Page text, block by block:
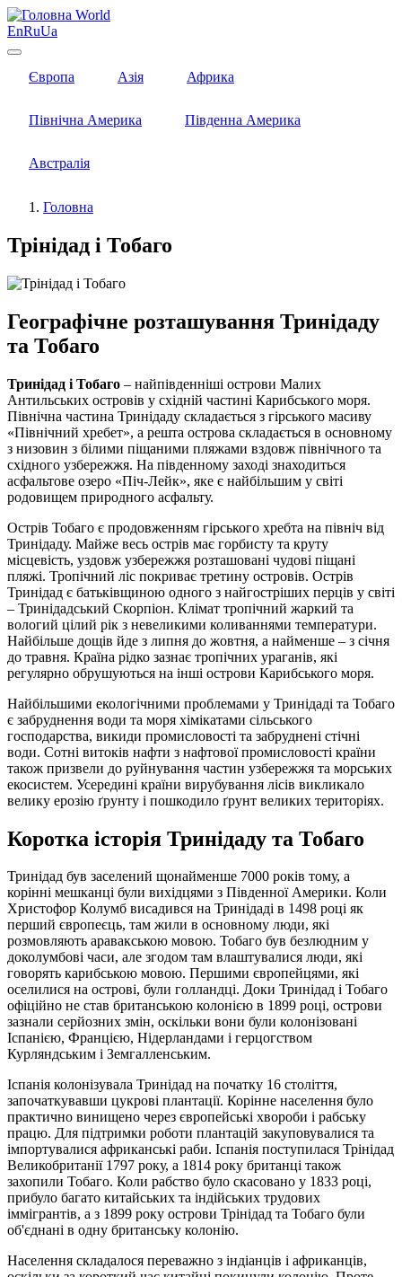
World
EnRuUa
Європа Азія Африка
Північна Америка Південна Америка
Австралія
Головна
Трінідад і Тобаго
Географічне розташування Тринідаду
та Тобаго
Тринідад і Тобаго – найпівденніші острови Малих
Антильських островів у східній частині Карибського моря.
Північна частина Тринідаду складається з гірського масиву
«Північний хребет», а решта острова складається в основному
з низовин з білими піщаними пляжами вздовж північного та
східного узбережжя. На південному заході знаходиться
асфальтове озеро «Піч-Лейк», яке є найбільшим у світі
родовищем природного асфальту.
Острів Тобаго є продовженням гірського хребта на північ від
Тринідаду. Майже весь острів має горбисту та круту
місцевість, уздовж узбережжя розташовані чудові піщані
пляжі. Тропічний ліс покриває третину островів. Острів
Тринідад є батьківщиною одного з найгостріших перців у світі
– Тринідадський Скорпіон. Клімат тропічний жаркий та
вологий цілий рік з невеликими коливаннями температури.
Найбільше дощів йде з липня до жовтня, а найменше – з січня
до травня. Країна рідко зазнає тропічних ураганів, які
регулярно обрушуються на інші острови Карибського моря.
Найбільшими екологічними проблемами у Тринідаді та Тобаго
є забруднення води та моря хімікатами сільського
господарства, викиди промисловості та забруднені стічні
води. Сотні витоків нафти з нафтової промисловості країни
також призвели до руйнування частин узбережжя та морських
екосистем. Усередині країни вирубування лісів викликало
велику ерозію ґрунту і пошкодило ґрунт великих територіях.
Коротка історія Тринідаду та Тобаго
Тринідад був заселений щонайменше 7000 років тому, а
корінні мешканці були вихідцями з Південної Америки. Коли
Христофор Колумб висадився на Тринідаді в 1498 році як
перший європеєць, там жили в основному люди, які
розмовляють аравакською мовою. Тобаго був безлюдним у
доколумбові часи, але згодом там влаштувалися люди, які
говорять карибською мовою. Першими європейцями, які
оселилися на острові, були голландці. Доки Тринідад і Тобаго
офіційно не став британською колонією в 1899 році, острови
зазнали серйозних змін, оскільки вони були колонізовані
Іспанією, Францією, Нідерландами і герцогством
Курляндським і Земгалленським.
Іспанія колонізувала Тринідад на початку 16 століття,
започаткувавши цукрові плантації. Корінне населення було
практично винищено через європейські хвороби і рабську
працю. Для підтримки роботи плантацій закуповувалися та
імпортувалися африканські раби. Іспанія поступилася Трінідад
Великобританії 1797 року, а 1814 року британці також
захопили Тобаго. Коли рабство було скасовано у 1833 році,
прибуло багато китайських та індійських трудових
іммігрантів, а з 1899 року острови Трінідад та Тобаго були
об'єднані в одну британську колонію.
Населення складалося переважно з індіанців і африканців,